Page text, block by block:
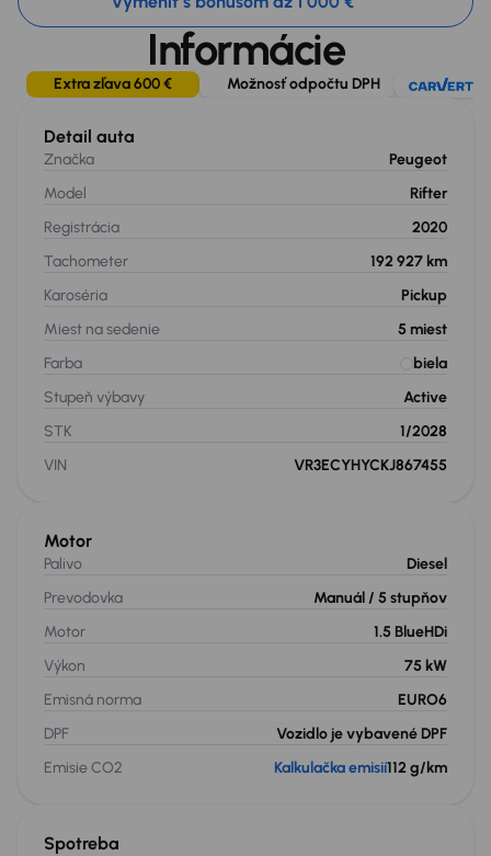
Informácie
Extra zľava 600 € Možnosť odpočtu DPH
Detail auta
Značka
Peugeot
Model
Rifter
Registrácia
2020
Tachometer
192 927 km
Karoséria
Pickup
Miest na sedenie
5 miest
Farba
biela
Stupeň výbavy
Active
STK
1/2028
VIN
VR3ECYHYCKJ867455
Motor
Palivo
Diesel
Prevodovka
Manuál / 5 stupňov
Motor
1.5 BlueHDi
Výkon
75 kW
Emisná norma
EURO6
DPF
Vozidlo je vybavené DPF
Emisie CO2
Kalkulačka emisií112 g/km
Spotreba